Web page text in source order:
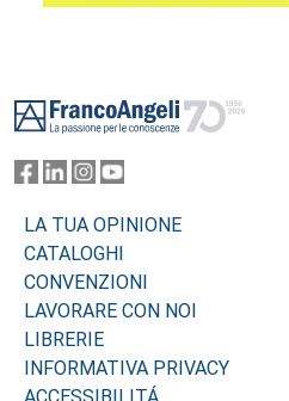
LA TUA OPINIONE
CATALOGHI
CONVENZIONI
LAVORARE CON NOI
LIBRERIE
INFORMATIVA PRIVACY